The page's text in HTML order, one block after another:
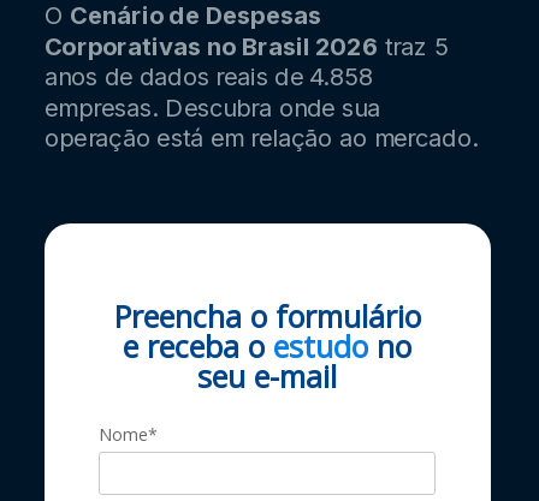
O Cenário de Despesas
Corporativas no Brasil 2026 traz 5
anos de dados reais de 4.858
empresas. Descubra onde sua
operação está em relação ao mercado.
Preencha o formulário
e receba o estudo no
seu e-mail
Nome*